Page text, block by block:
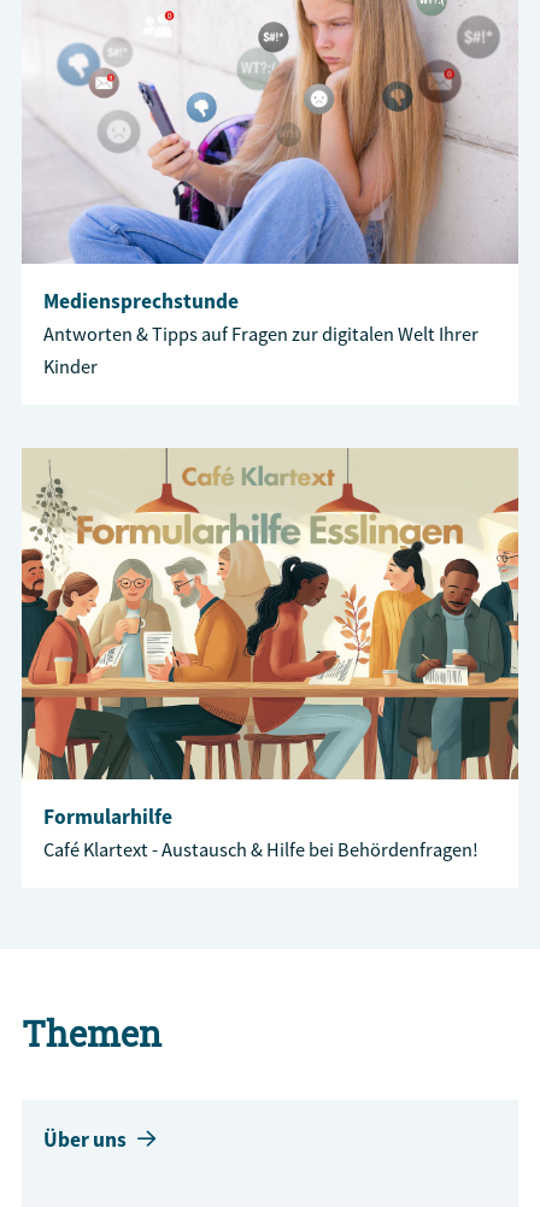
Mediensprechstunde
Antworten & Tipps auf Fragen zur digitalen Welt Ihrer
Kinder
Formularhilfe
Café Klartext - Austausch & Hilfe bei Behördenfragen!
Themen
Über uns